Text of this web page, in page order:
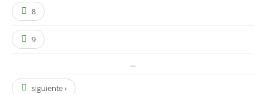
8
9
…
siguiente ›